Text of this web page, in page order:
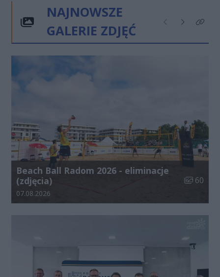
NAJNOWSZE
GALERIE ZDJĘĆ
Poprzednie
NastępneKliknij
Beach Ball Radom 2026 - eliminacje
(zdjęcia)
Liczba
60
Data dodania galerii:
07.08.2026